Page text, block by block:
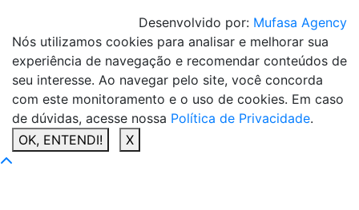
Desenvolvido por: Mufasa Agency
Nós utilizamos cookies para analisar e melhorar sua
experiência de navegação e recomendar conteúdos de
seu interesse. Ao navegar pelo site, você concorda
com este monitoramento e o uso de cookies. Em caso
de dúvidas, acesse nossa Política de Privacidade.
OK, ENTENDI!
X